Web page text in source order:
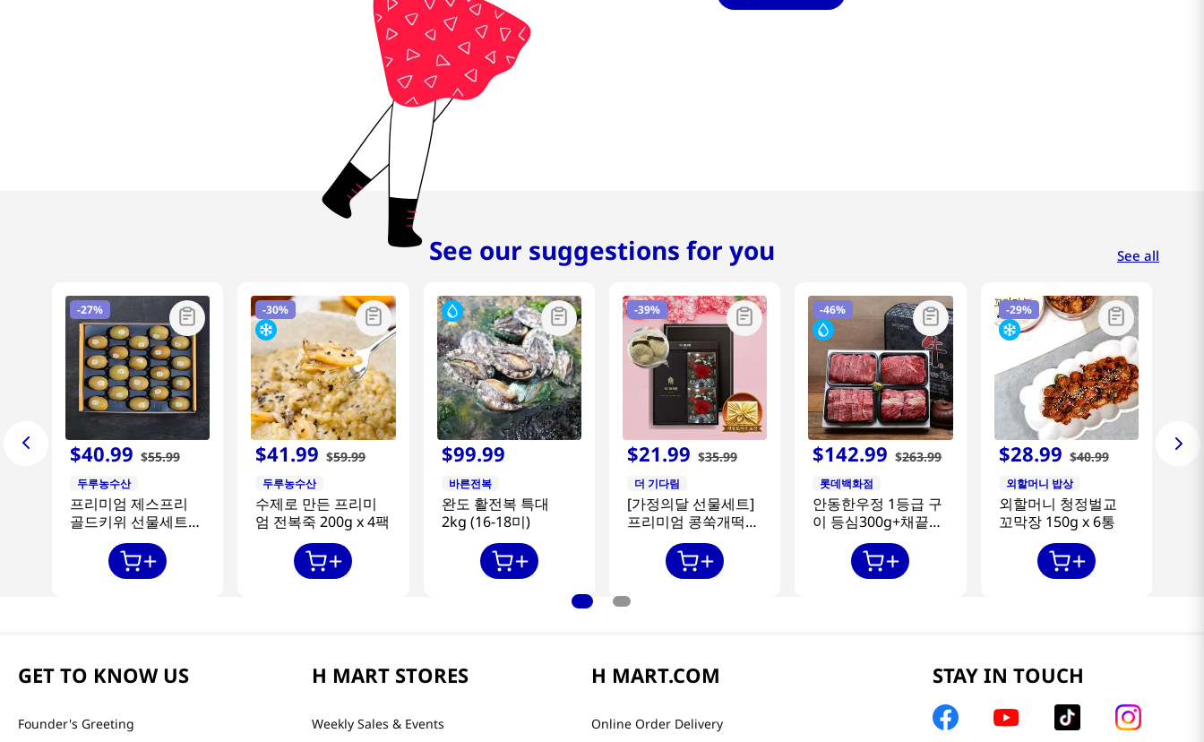
See our suggestions for you
-27%
$40.99 $55.99
두루농수산
프리미엄 제스프리
골드키위 선물세트
-30%
$41.99 $59.99
두루농수산
수제로 만든 프리미
엄 전복죽 200g x 4팩
$99.99
바른전복
완도 활전복 특대
2kg (16-18미)
-39%
$21.99 $35.99
더 기다림
[가정의달 선물세트]
프리미엄 콩쑥개떡
840g + 카네이션 2개
-46%
$142.99 $263.99
롯데백화점
안동한우정 1등급 구
이 등심300g+채끝
300g+특수부위
300g+갈비살300g
-29%
$28.99 $40.99
외할머니 밥상
외할머니 청정벌교
꼬막장 150g x 6통
See all
GET TO KNOW US
Founder's Greeting
H MART STORES
Weekly Sales & Events
H MART.COM
Online Order Delivery
STAY IN TOUCH